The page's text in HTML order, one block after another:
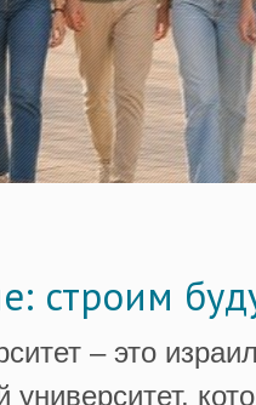
строим
– это
университет,